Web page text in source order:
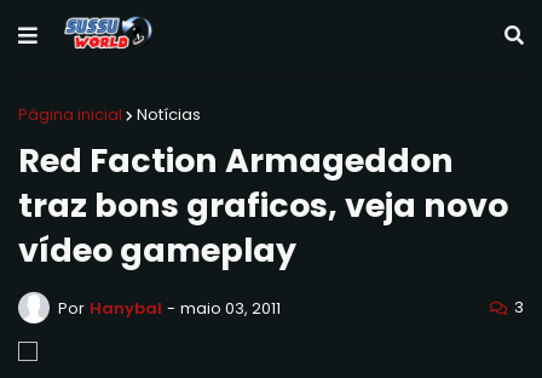
Página inicial Notícias
Red Faction Armageddon
traz bons graficos, veja novo
vídeo gameplay
Por Hanybal - maio 03, 2011 3